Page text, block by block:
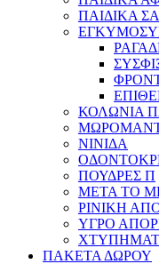
ΠΑΙΔΙΚΑ
ΚΟΛΩΝΙΑ
ΝΙΝΙΔΑ
ΠΟΥΔΡΕΣ Π
ΜΕΤΑ ΤΟ
ΡΙΝΙΚΗ
ΥΓΡΟ
ΠΑΚΕΤΑ ΔΩΡΟΥ